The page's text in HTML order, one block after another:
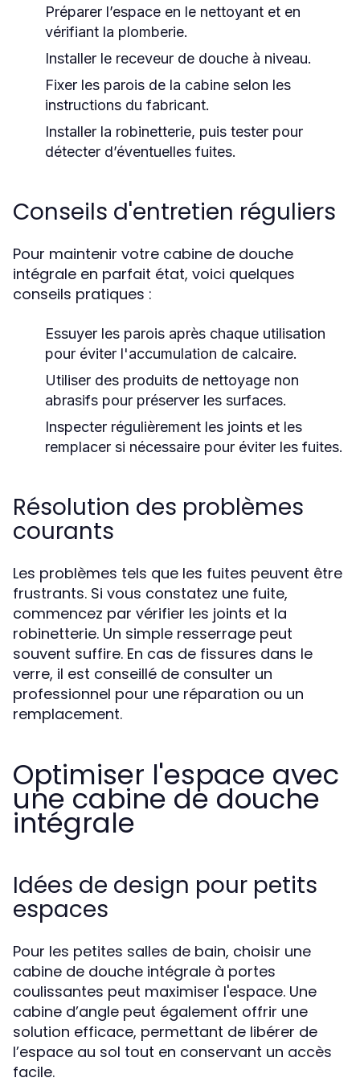
Préparer l’espace en le nettoyant et en
vérifiant la plomberie.
Installer le receveur de douche à niveau.
Fixer les parois de la cabine selon les
instructions du fabricant.
Installer la robinetterie, puis tester pour
détecter d’éventuelles fuites.
Conseils d'entretien réguliers
Pour maintenir votre cabine de douche
intégrale en parfait état, voici quelques
conseils pratiques :
Essuyer les parois après chaque utilisation
pour éviter l'accumulation de calcaire.
Utiliser des produits de nettoyage non
abrasifs pour préserver les surfaces.
Inspecter régulièrement les joints et les
remplacer si nécessaire pour éviter les fuites.
Résolution des problèmes
courants
Les problèmes tels que les fuites peuvent être
frustrants. Si vous constatez une fuite,
commencez par vérifier les joints et la
robinetterie. Un simple resserrage peut
souvent suffire. En cas de fissures dans le
verre, il est conseillé de consulter un
professionnel pour une réparation ou un
remplacement.
Optimiser l'espace avec
une cabine de douche
intégrale
Idées de design pour petits
espaces
Pour les petites salles de bain, choisir une
cabine de douche intégrale à portes
coulissantes peut maximiser l'espace. Une
cabine d’angle peut également offrir une
solution efficace, permettant de libérer de
l’espace au sol tout en conservant un accès
facile.